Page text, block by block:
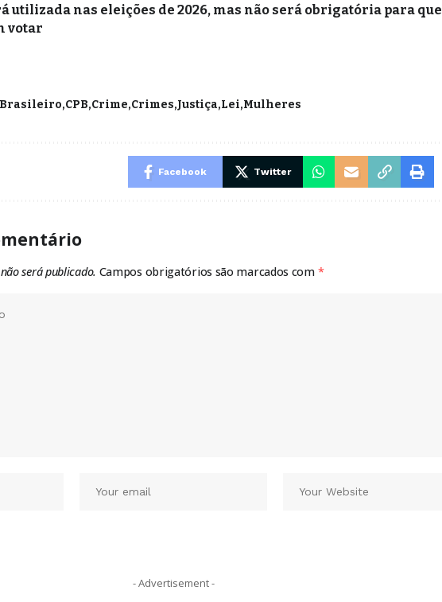
utilizada nas eleições de 2026, mas não será obrigatória para que
votar
Brasileiro CPB Crime Crimes Justiça Lei Mulheres
Facebook Twitter
será publicado. Campos obrigatórios são marcados com *
- Advertisement -